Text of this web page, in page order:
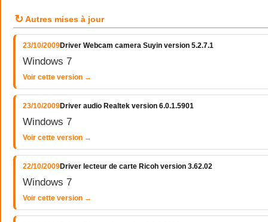
↻ Autres mises à jour
23/10/2009Driver Webcam camera Suyin version 5.2.7.1
Windows 7
Voir cette version →
23/10/2009Driver audio Realtek version 6.0.1.5901
Windows 7
Voir cette version →
22/10/2009Driver lecteur de carte Ricoh version 3.62.02
Windows 7
Voir cette version →